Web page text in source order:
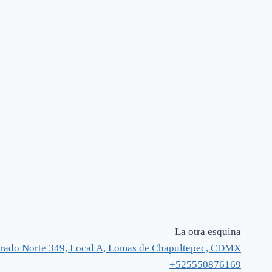
La otra esquina
Norte 349, Local A, Lomas de Chapultepec, CDMX
+525550876169